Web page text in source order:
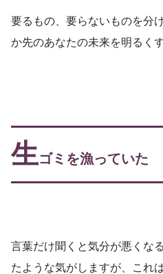
要るもの、要らないものを分
か先のあなたの未来を明るく
生ゴミを漁っていた
言葉だけ聞くと気分が悪くな
たような気がしますが、これ